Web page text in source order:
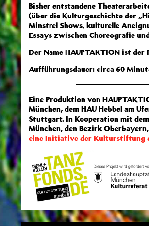
Bisher entstandene
(über die Kulturgeschichte der
Minstrel Shows, kulturelle
Essays zwischen Choreografie
Der Name HAUPTAKTION ist
Aufführungsdauer: circa 60
Eine Produktion von
München, dem HAU Hebbel am
Stuttgart. In Kooperation mit
München, den Bezirk
eine Initiative der Kulturstiftung